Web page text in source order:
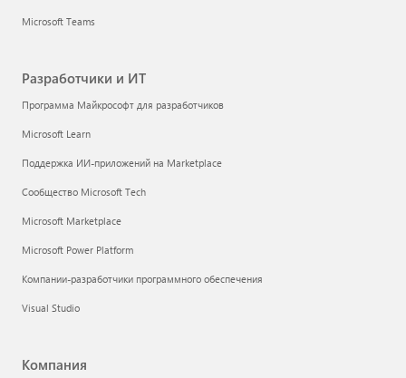
Microsoft Teams
Разработчики и ИТ
Программа Майкрософт для разработчиков
Microsoft Learn
Поддержка ИИ-приложений на Marketplace
Сообщество Microsoft Tech
Microsoft Marketplace
Microsoft Power Platform
Компании-разработчики программного обеспечения
Visual Studio
Компания